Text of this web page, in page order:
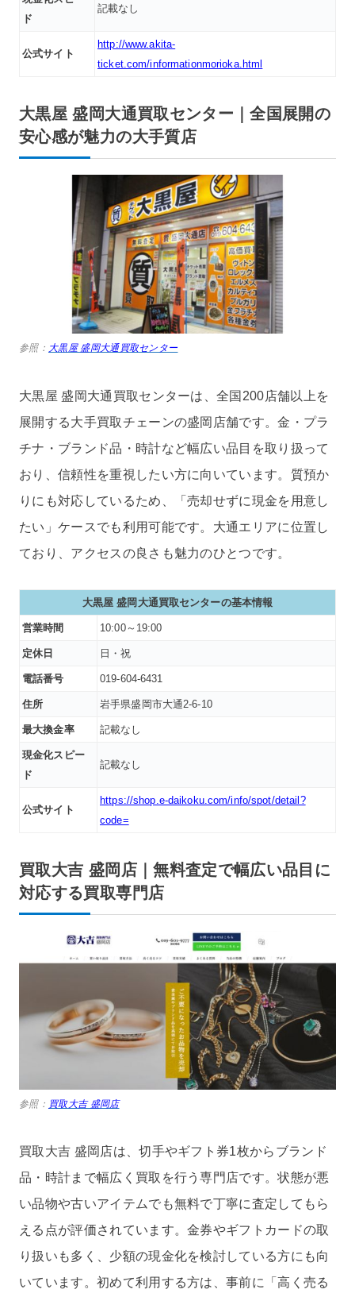
ド
記載なし
公式サイト
http://www.akita-
ticket.com/informationmorioka.html
大黒屋 盛岡大通買取センター｜全国展開の
安心感が魅力の大手質店
参照： 大黒屋 盛岡大通買取センター
大黒屋 盛岡大通買取センターは、全国200店舗以上を
展開する大手買取チェーンの盛岡店舗です。金・プラ
チナ・ブランド品・時計など幅広い品目を取り扱って
おり、信頼性を重視したい方に向いています。質預か
りにも対応しているため、「売却せずに現金を用意し
たい」ケースでも利用可能です。大通エリアに位置し
ており、アクセスの良さも魅力のひとつです。
大黒屋 盛岡大通買取センターの基本情報
営業時間 10:00～19:00
定休日 日・祝
電話番号 019-604-6431
住所 岩手県盛岡市大通2-6-10
最大換金率 記載なし
現金化スピー
ド
記載なし
公式サイト
https://shop.e-daikoku.com/info/spot/detail?
code=
買取大吉 盛岡店｜無料査定で幅広い品目に
対応する買取専門店
参照： 買取大吉 盛岡店
買取大吉 盛岡店は、切手やギフト券1枚からブランド
品・時計まで幅広く買取を行う専門店です。状態が悪
い品物や古いアイテムでも無料で丁寧に査定してもら
える点が評価されています。金券やギフトカードの取
り扱いも多く、少額の現金化を検討している方にも向
いています。初めて利用する方は、事前に「高く売る